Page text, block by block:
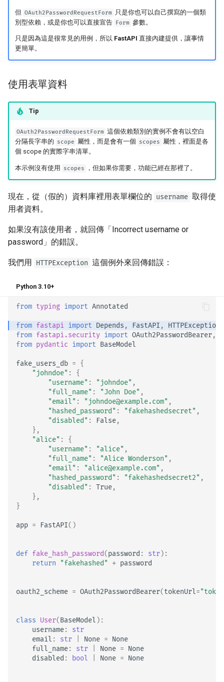
但 OAuth2PasswordRequestForm
只是你也可以自己撰寫的一個類
別型依賴，或是你也可以直接宣告 Form 參數。
只是因為這是很常見的用例，所以 FastAPI 直接內建提供，讓事情
更簡單。
使用表單資料
Tip
OAuth2PasswordRequestForm 這個依賴類別的實例不會有以空白
分隔長字串的
scope 屬性，而是會有一個 scopes
屬性，裡面是各
個 scope 的實際字串清單。
本示例沒有使用 scopes ，但如果你需要，功能已經在那裡了。
現在，從（假的）資料庫裡用表單欄位的 username 取得使
用者資料。
如果沒有該使用者，就回傳「Incorrect username or
password」的錯誤。
我們用 HTTPException 這個例外來回傳錯誤：
Python 3.10+
from typing import Annotated
from fastapi import Depends , FastAPI , HTTPException
from fastapi.security import OAuth2PasswordBearer,
from pydantic import BaseModel
fake_users_db = {
"johndoe" :
{
"username" : "johndoe" ,
"full_name" : "John Doe" ,
"email" : "johndoe@example.com" ,
"hashed_password" : "fakehashedsecret" ,
"disabled" : False,
},
"alice" :
{
"username" : "alice" ,
"full_name" : "Alice Wonderson" ,
"email" : "alice@example.com" ,
"hashed_password" : "fakehashedsecret2" ,
"disabled" : True,
},
}
app = FastAPI()
def fake_hash_password(password : str):
return
"fakehashed" + password
oauth2_scheme = OAuth2PasswordBearer(tokenUrl=
class User(BaseModel ):
username:
str
email : str None = None
full_name: str None = None
disabled : bool None = None